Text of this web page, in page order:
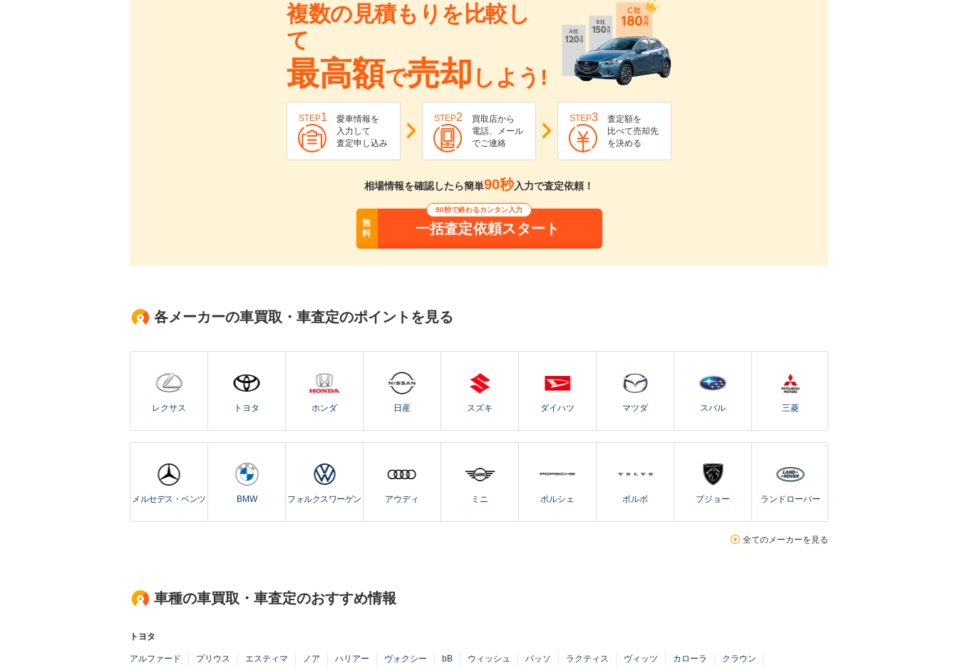
複数の見積もりを比較し
て
最高額で売却 しよう!
STEP1
愛車情報を
入力して
査定申し込み
STEP2
買取店から
電話、メール
でご連絡
STEP3
査定額を
比べて売却先
を決める
相場情報を確認したら簡単90秒入力で査定依頼！
無
料
90秒で終わるカンタン入力
一括査定依頼スタート
各メーカーの車買取・車査定のポイントを見る
レクサス トヨタ ホンダ 日産 スズキ ダイハツ マツダ スバル 三菱
メルセデス・ベンツ BMW フォルクスワーゲン アウディ ミニ ポルシェ ボルボ プジョー ランドローバー
全てのメーカーを見る
車種の車買取・車査定のおすすめ情報
トヨタ
アルファード プリウス エスティマ ノア ハリアー ヴォクシー bB ウィッシュ パッソ ラクティス ヴィッツ カローラ クラウン